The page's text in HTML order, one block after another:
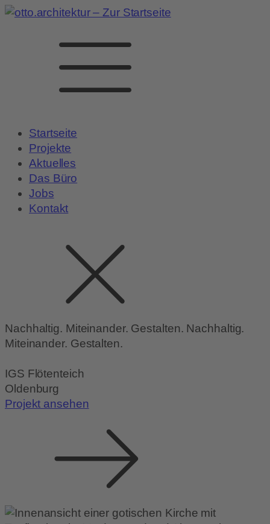
Startseite
Projekte
Aktuelles
Das Büro
Jobs
Kontakt
Nachhaltig. Miteinander. Gestalten. Nachhaltig.
Miteinander. Gestalten.
IGS Flötenteich
Oldenburg
Projekt ansehen